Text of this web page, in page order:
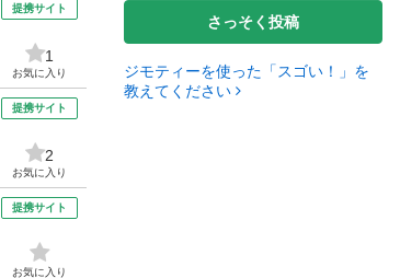
提携サイト
1
お気に入り
提携サイト
2
お気に入り
提携サイト
お気に入り
さっそく投稿
ジモティーを使った「スゴい！」を
教えてください